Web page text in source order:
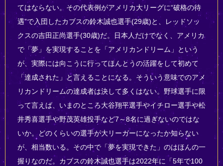
てはならない。その代表例がアメリカ大リーグに“破格の待
遇”で入団したカブスの鈴木誠也選手(29歳)と、レッドソッ
クスの吉田正尚選手(30歳)だ。日本人だけでなく、アメリカ
で「夢」を実現することを「アメリカンドリーム」という
が、実際には向こうに行ってほんとうの活躍をして初めて
「達成された」と言えることになる。そういう意味でのアメ
リカンドリームの達成者は決して多くはない。野球選手に限
って言えば、いまのところ大谷翔平選手やイチロー選手や松
井秀喜選手や野茂英雄投手など7～8名に過ぎないのではな
いか。どのくらいの選手が大リーガーになったか知らない
が、相当数いる。その中で「夢を実現できた」のはほんの一
握りなのだ。カブスの鈴木誠也選手は2022年に「5年で100